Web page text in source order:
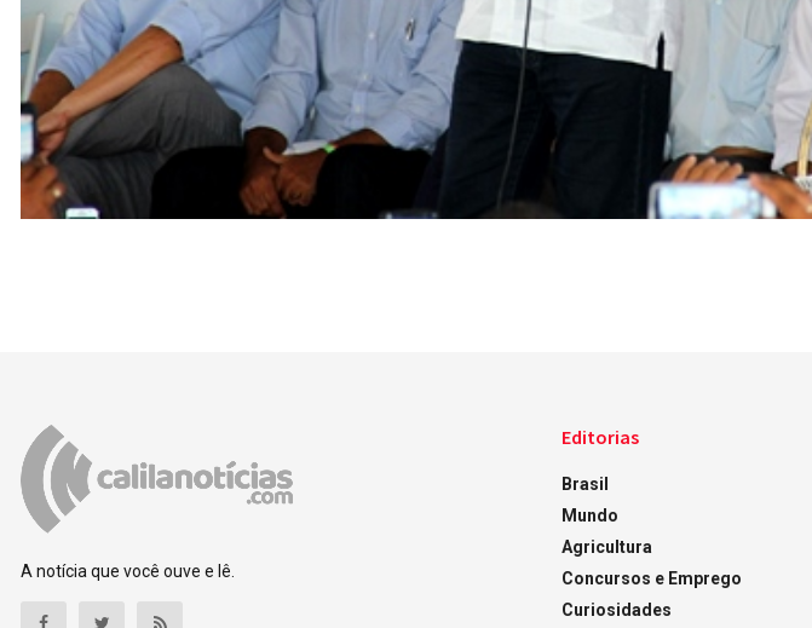
A notícia que você ouve e lê.
Editorias
Brasil
Mundo
Agricultura
Concursos e Emprego
Curiosidades